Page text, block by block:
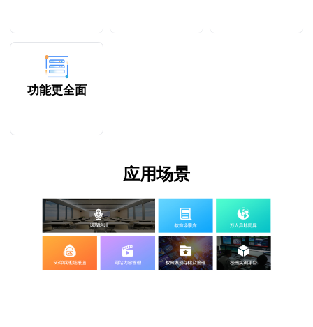
功能更全面
应用场景